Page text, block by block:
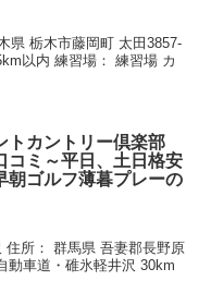
県 栃木市藤岡町 太田3857-
以内 練習場： 練習場 カ
トカントリー倶楽部
コミ～平日、土日格安
朝ゴルフ薄暮プレーの
所： 群馬県 吾妻郡長野原
動車道・碓氷軽井沢 30km